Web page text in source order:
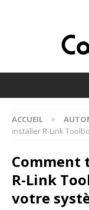
ACCUEIL
installer R-Link
Comment
R-Link
votre